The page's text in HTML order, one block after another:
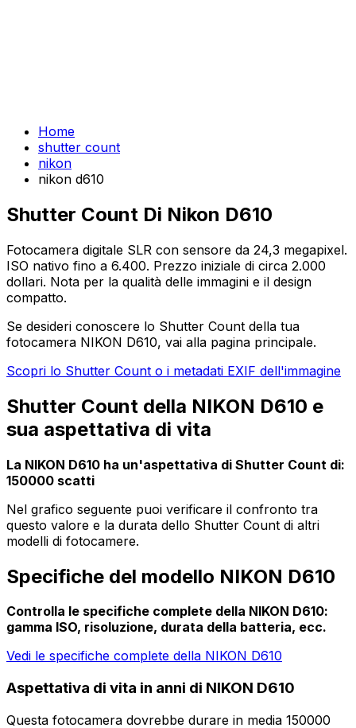
Home
shutter count
nikon
nikon d610
Shutter Count Di Nikon D610
Fotocamera digitale SLR con sensore da 24,3 megapixel.
ISO nativo fino a 6.400. Prezzo iniziale di circa 2.000
dollari. Nota per la qualità delle immagini e il design
compatto.
Se desideri conoscere lo Shutter Count della tua
fotocamera NIKON D610, vai alla pagina principale.
Scopri lo Shutter Count o i metadati EXIF dell'immagine
Shutter Count della NIKON D610 e
sua aspettativa di vita
La NIKON D610 ha un'aspettativa di Shutter Count di:
150000 scatti
Nel grafico seguente puoi verificare il confronto tra
questo valore e la durata dello Shutter Count di altri
modelli di fotocamere.
Specifiche del modello NIKON D610
Controlla le specifiche complete della NIKON D610:
gamma ISO, risoluzione, durata della batteria, ecc.
Vedi le specifiche complete della NIKON D610
Aspettativa di vita in anni di NIKON D610
Questa fotocamera dovrebbe durare in media 150000